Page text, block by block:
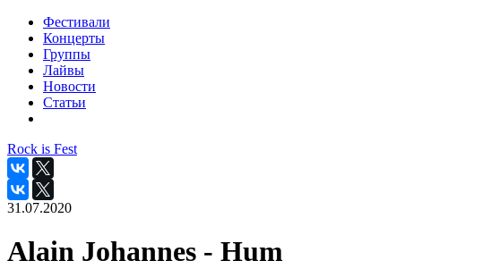
Фестивали
Концерты
Группы
Лайвы
Новости
Статьи
Rock is Fest
31.07.2020
Alain Johannes - Hum